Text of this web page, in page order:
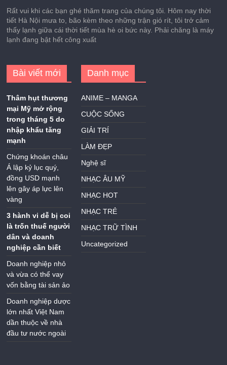
Rất vui khi các bạn ghé thăm trang của chúng tôi. Hôm nay thời
tiết Hà Nội mưa to, bão kèm theo những trận gió rít, tôi trở cảm
thấy lạnh giữa cái thời tiết mùa hè oi bức này. Phải chăng là máy
lạnh đang bật hết công xuất
Bài viết mới
Thâm hụt thương
mại Mỹ mở rộng
trong tháng 5 do
nhập khẩu tăng
mạnh
Chứng khoán châu
Á lập kỷ lục quý,
đồng USD mạnh
lên gây áp lực lên
vàng
3 hành vi dễ bị coi
là trốn thuế người
dân và doanh
nghiệp cần biết
Doanh nghiệp nhỏ
và vừa có thể vay
vốn bằng tài sản ảo
Doanh nghiệp dược
lớn nhất Việt Nam
dần thuộc về nhà
đầu tư nước ngoài
Danh mục
ANIME – MANGA
CUỘC SỐNG
GIẢI TRÍ
LÀM ĐẸP
Nghệ sĩ
NHẠC ÂU MỸ
NHẠC HOT
NHẠC TRẺ
NHẠC TRỮ TÌNH
Uncategorized